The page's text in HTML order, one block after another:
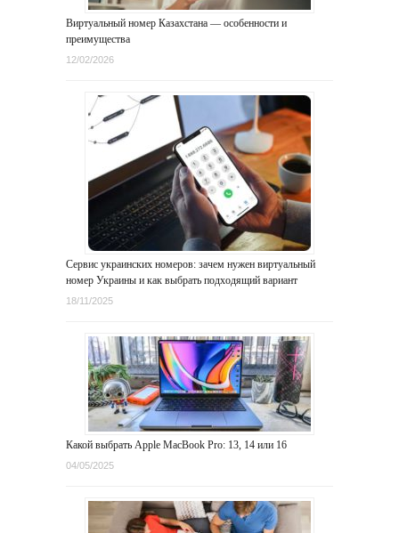
Виртуальный номер Казахстана — особенности и
преимущества
12/02/2026
Сервис украинских номеров: зачем нужен виртуальный
номер Украины и как выбрать подходящий вариант
18/11/2025
Какой выбрать Apple MacBook Pro: 13, 14 или 16
04/05/2025